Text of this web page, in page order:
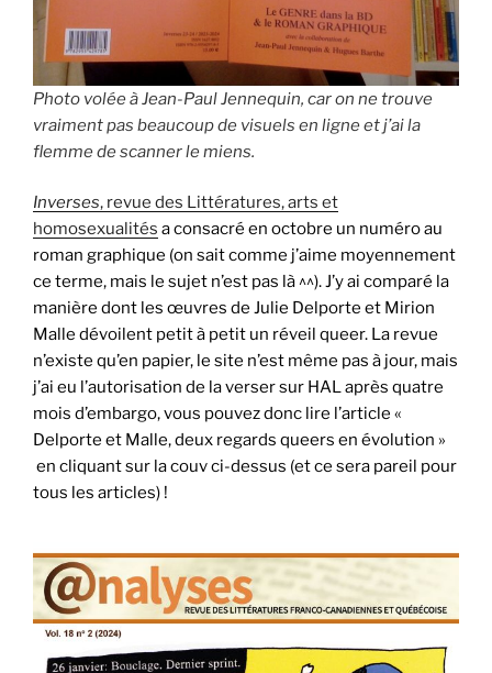
Photo volée à Jean-Paul Jennequin, car on ne trouve
vraiment pas beaucoup de visuels en ligne et j’ai la
flemme de scanner le miens.
Inverses, revue des Littératures, arts et
homosexualités a consacré en octobre un numéro au
roman graphique (on sait comme j’aime moyennement
ce terme, mais le sujet n’est pas là ^^). J’y ai comparé la
manière dont les œuvres de Julie Delporte et Mirion
Malle dévoilent petit à petit un réveil queer. La revue
n’existe qu’en papier, le site n’est même pas à jour, mais
j’ai eu l’autorisation de la verser sur HAL après quatre
mois d’embargo, vous pouvez donc lire l’article «
Delporte et Malle, deux regards queers en évolution »
en cliquant sur la couv ci-dessus (et ce sera pareil pour
tous les articles) !